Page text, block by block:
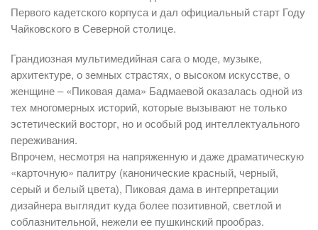
Первого кадетского корпуса и дал официальный старт Году
Чайковского в Северной столице.
Грандиозная мультимедийная сага о моде, музыке,
архитектуре, о земных страстях, о высоком искусстве, о
женщине – «Пиковая дама» Бадмаевой оказалась одной из
тех многомерных историй, которые вызывают не только
эстетический восторг, но и особый род интеллектуального
переживания.
Впрочем, несмотря на напряженную и даже драматическую
«карточную» палитру (канонические красный, черный,
серый и белый цвета), Пиковая дама в интерпретации
дизайнера выглядит куда более позитивной, светлой и
соблазнительной, нежели ее пушкинский прообраз.